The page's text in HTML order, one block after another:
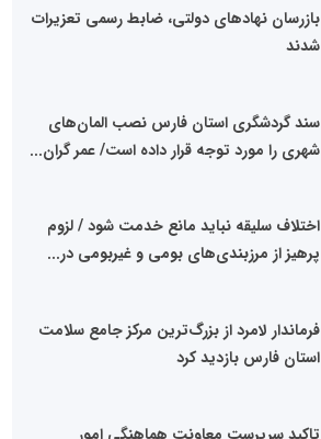
بازرسان نهادهای دولتی، ضابط رسمی تعزیرات
شدند
سند گردشگری استان فارس نصب المان‌های
شهری را مورد توجه قرار داده است/ عمر گران...
اختلاف سلیقه نباید مانع خدمت شود / لزوم
پرهیز از مرزبندی‌های بومی و غیربومی در...
فرماندار لامرد از بزرگ‌ترین مرکز جامع سلامت
استان فارس بازدید کرد